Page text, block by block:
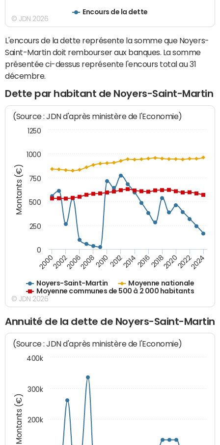
Encours de la dette
© JDN 2026
L'encours de la dette représente la somme que Noyers-
Saint-Martin doit rembourser aux banques. La somme
présentée ci-dessus représente l'encours total au 31
décembre.
Dette par habitant de Noyers-Saint-Martin
Montants (€)
(Source : JDN d'après ministère de l'Economie)
Noyers-Saint-Martin
Moyenne nationale
Moyenne communes de 500 à 2 000 habitants
200020022006200820102012201420162018202020222024
0
250
500
750
1000
1250
© JDN 2026
Annuité de la dette de Noyers-Saint-Martin
Montants (€)
(Source : JDN d'après ministère de l'Economie)
200k
300k
400k